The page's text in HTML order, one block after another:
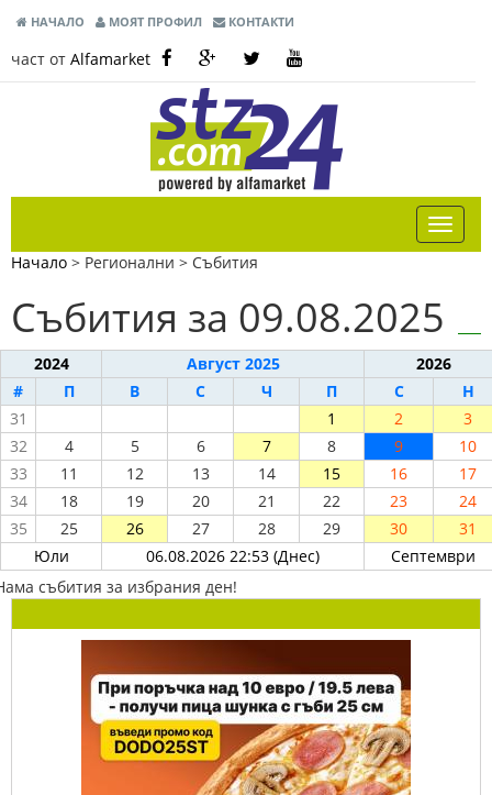
НАЧАЛО МОЯТ ПРОФИЛ КОНТАКТИ
част от Alfamarket
Начало > Регионални > Събития
Събития за 09.08.2025
2024 Август 2025
2026
#
П В С Ч П С
Н
31
1 2
3
32
4 5 6 7 8 9
10
33
11 12 13 14 15 16
17
34
18 19 20 21 22 23
24
35
25 26 27 28 29 30
31
Юли
06.08.2026 22:53 (Днес)
Септември
събития за избрания ден!